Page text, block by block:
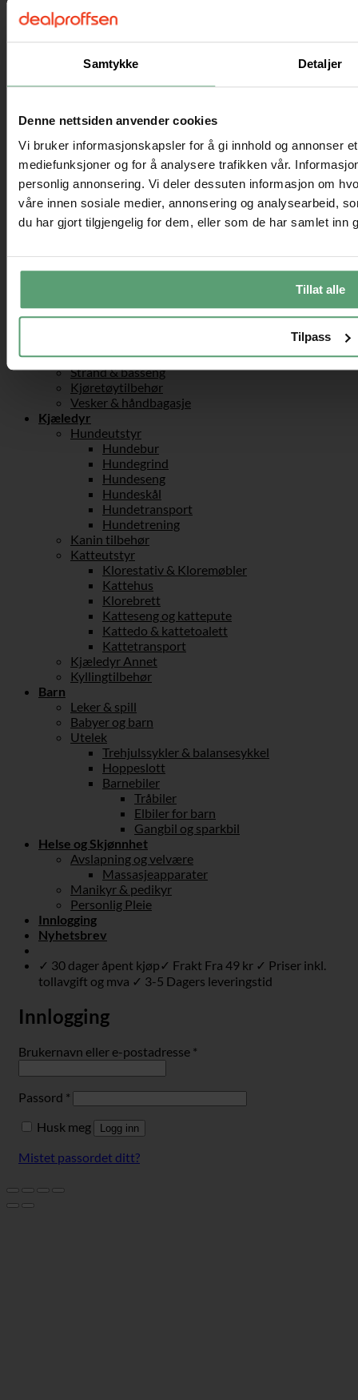
Samtykke Detaljer
Denne nettsiden anvender cookies
Vi bruker informasjonskapsler for å gi innhold og annonser
mediefunksjoner og for å analysere trafikken vår.
personlig annonsering. Vi deler dessuten informasjon om
våre innen sosiale medier, annonsering og analysearbeid,
du har gjort tilgjengelig for dem, eller som de har samlet inn
Tillat alle
Tilpass
Sadelstoler
Skrivebord
Skuffeseksjoner til kontoret
Kontortilbehør
Sport og fritid
Friluftsliv
Fotballmål
Sandkasser
Husker
Taustiger & Klatrenett
Fjell & camping
Tredemølle
Fest og spill
Strand & basseng
Kjøretøytilbehør
Vesker & håndbagasje
Kjæledyr
Hundeutstyr
Hundebur
Hundegrind
Hundeseng
Hundeskål
Hundetransport
Hundetrening
Kanin tilbehør
Katteutstyr
Klorestativ & Kloremøbler
Kattehus
Klorebrett
Katteseng og kattepute
Kattedo & kattetoalett
Kattetransport
Kjæledyr Annet
Kyllingtilbehør
Barn
Leker & spill
Babyer og barn
Utelek
Trehjulssykler & balansesykkel
Hoppeslott
Barnebiler
Tråbiler
Elbiler for barn
Gangbil og sparkbil
Helse og Skjønnhet
Avslapning og velvære
Massasjeapparater
Manikyr & pedikyr
Personlig Pleie
Innlogging
Nyhetsbrev
✓ 30 dager åpent kjøp✓ Frakt Fra 49 kr ✓ Priser inkl.
tollavgift og mva ✓ 3-5 Dagers leveringstid
Innlogging
Brukernavn eller e-postadresse *
Passord * Påkrevd
Husk meg
Logg inn
Mistet passordet ditt?